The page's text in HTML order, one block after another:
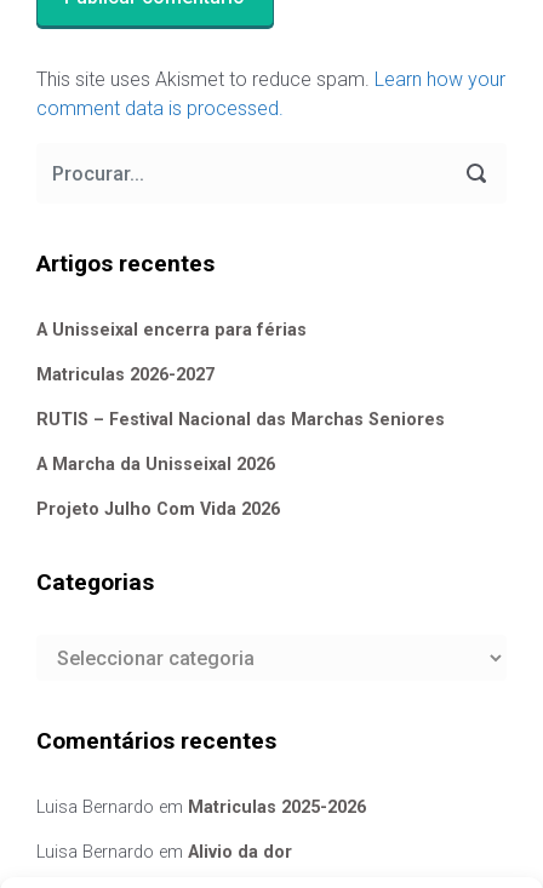
This site uses Akismet to reduce spam. Learn how your
comment data is processed.
Artigos recentes
A Unisseixal encerra para férias
Matriculas 2026-2027
RUTIS – Festival Nacional das Marchas Seniores
A Marcha da Unisseixal 2026
Projeto Julho Com Vida 2026
Categorias
Categorias
Comentários recentes
Luisa Bernardo em Matriculas 2025-2026
Luisa Bernardo em Alivio da dor